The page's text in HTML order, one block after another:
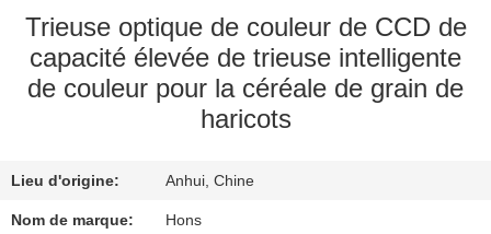
VISITE
D'USINE
QUALITÉ
Trieuse optique de couleur de CCD de
capacité élevée de trieuse intelligente
de couleur pour la céréale de grain de
haricots
Lieu d'origine: Anhui, Chine
Nom de marque: Hons